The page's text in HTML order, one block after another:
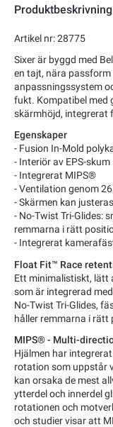
Produktbeskrivning
Artikel nr: 28775
Sixer är byggd med
en tajt, nära
anpassningssystem
fukt. Kompatibel med
skärmhöjd, integrerat
Egenskaper
- Fusion In-Mold
- Interiör av EPS-skum
- Integrerat MIPS®
- Ventilation genom
- Skärmen kan
- No-Twist Tri-Glides:
remmarna i rätt
- Integrerat
Float Fit™ Race
Ett minimalistiskt, lätt
som är integrerad
No-Twist Tri-Glides,
håller remmarna i rätt
MIPS® - Multi-
Hjälmen har
rotation som uppstår
kan orsaka de mest
ytterdel och innerdel
rotationen och
och studier visar att